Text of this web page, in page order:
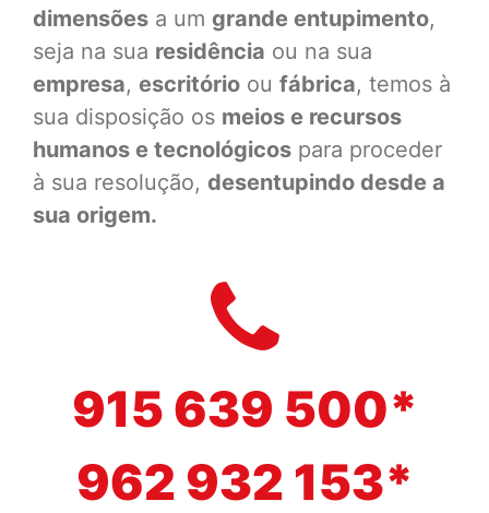
dimensões a um grande entupimento,
seja na sua residência ou na sua
empresa, escritório ou fábrica, temos à
sua disposição os meios e recursos
humanos e tecnológicos para proceder
à sua resolução, desentupindo desde a
sua origem.
915 639 500*
962 932 153*